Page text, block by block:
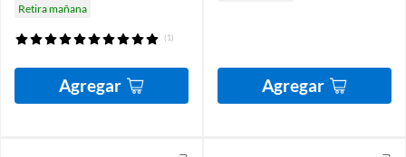
Retira mañana
(1)
Agregar Agregar